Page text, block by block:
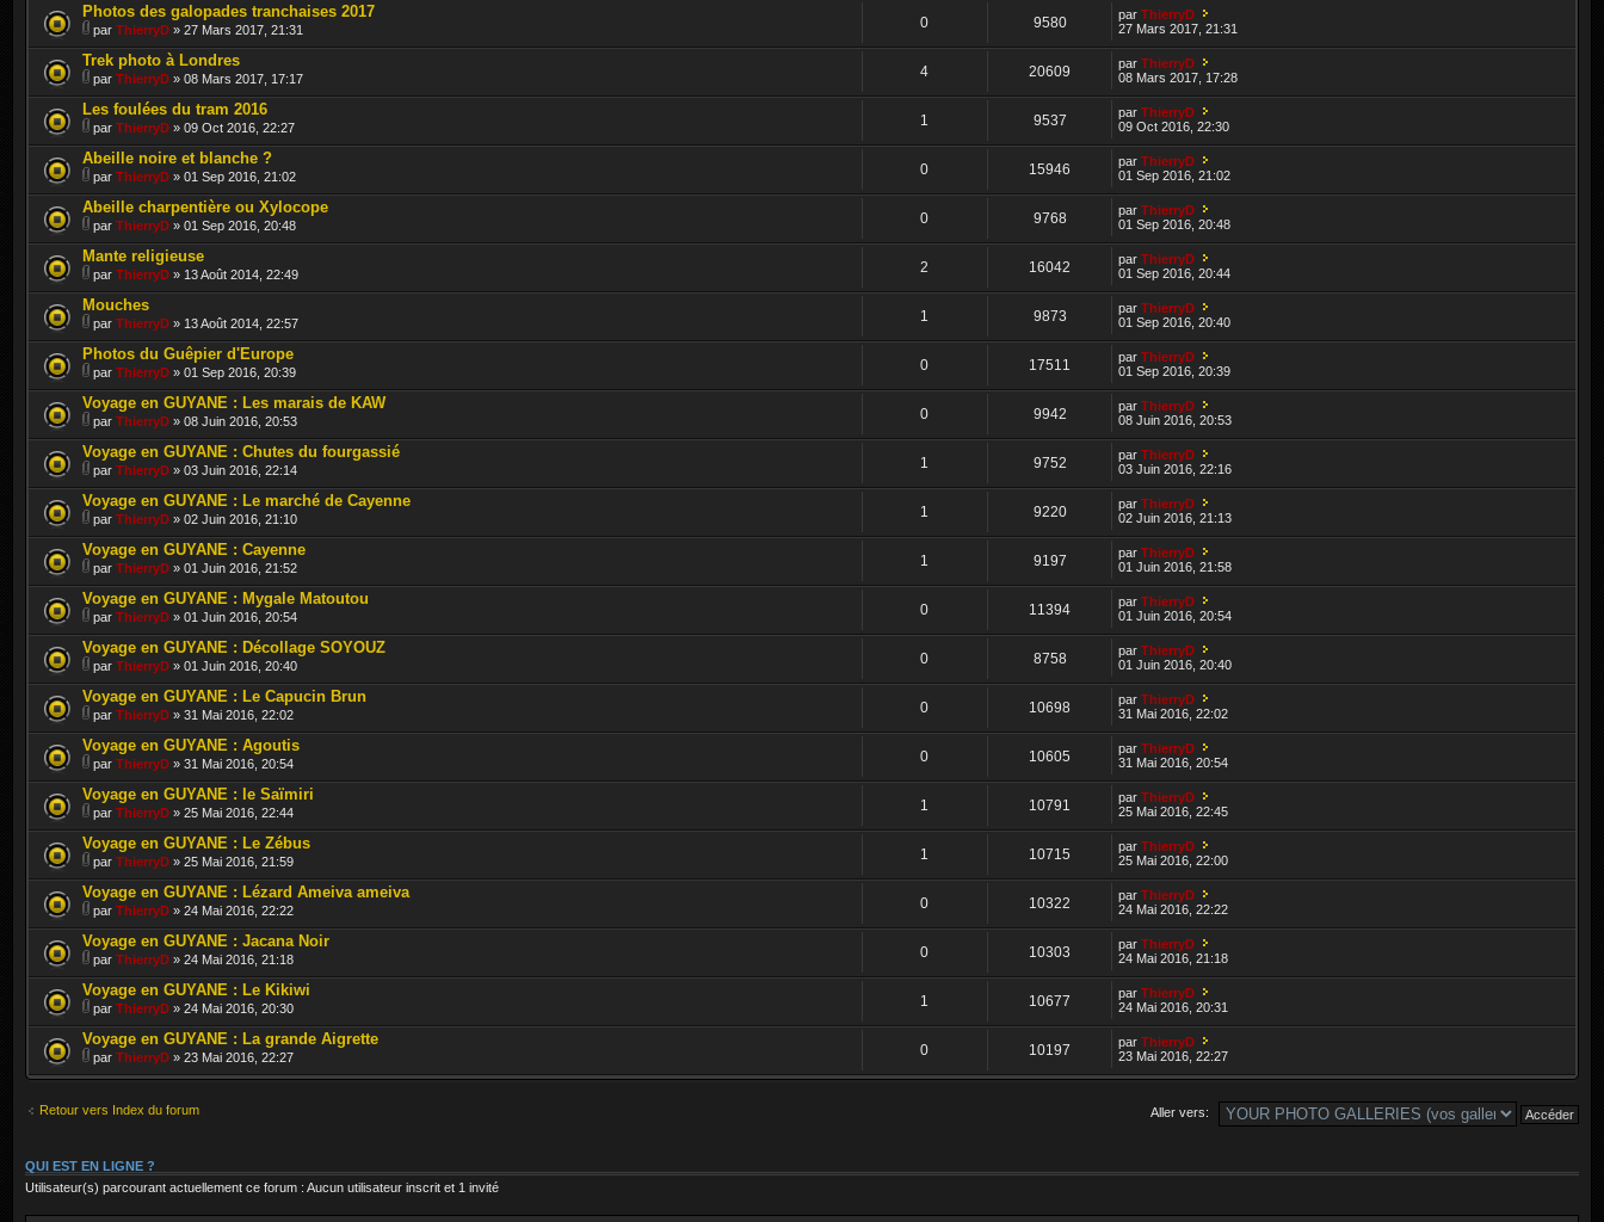
Photos des galopades tranchaises 2017
par ThierryD » 27 Mars 2017, 21:31 0 9580 parThierryD
27 Mars 2017, 21:31
Trek photo à Londres
par ThierryD » 08 Mars 2017, 17:17 4 20609 parThierryD
08 Mars 2017, 17:28
Les foulées du tram 2016
par ThierryD » 09 Oct 2016, 22:27 1 9537 parThierryD
09 Oct 2016, 22:30
Abeille noire et blanche ?
par ThierryD » 01 Sep 2016, 21:02 0 15946 parThierryD
01 Sep 2016, 21:02
Abeille charpentière ou Xylocope
par ThierryD » 01 Sep 2016, 20:48 0 9768 parThierryD
01 Sep 2016, 20:48
Mante religieuse
par ThierryD » 13 Août 2014, 22:49 2 16042 parThierryD
01 Sep 2016, 20:44
Mouches
par ThierryD » 13 Août 2014, 22:57 1 9873 parThierryD
01 Sep 2016, 20:40
Photos du Guêpier d'Europe
par ThierryD » 01 Sep 2016, 20:39 0 17511 parThierryD
01 Sep 2016, 20:39
Voyage en GUYANE : Les marais de KAW
par ThierryD » 08 Juin 2016, 20:53 0 9942 parThierryD
08 Juin 2016, 20:53
Voyage en GUYANE : Chutes du fourgassié
par ThierryD » 03 Juin 2016, 22:14 1 9752 parThierryD
03 Juin 2016, 22:16
Voyage en GUYANE : Le marché de Cayenne
par ThierryD » 02 Juin 2016, 21:10 1 9220 parThierryD
02 Juin 2016, 21:13
Voyage en GUYANE : Cayenne
par ThierryD » 01 Juin 2016, 21:52 1 9197 parThierryD
01 Juin 2016, 21:58
Voyage en GUYANE : Mygale Matoutou
par ThierryD » 01 Juin 2016, 20:54 0 11394 parThierryD
01 Juin 2016, 20:54
Voyage en GUYANE : Décollage SOYOUZ
par ThierryD » 01 Juin 2016, 20:40 0 8758 parThierryD
01 Juin 2016, 20:40
Voyage en GUYANE : Le Capucin Brun
par ThierryD » 31 Mai 2016, 22:02 0 10698 parThierryD
31 Mai 2016, 22:02
Voyage en GUYANE : Agoutis
par ThierryD » 31 Mai 2016, 20:54 0 10605 parThierryD
31 Mai 2016, 20:54
Voyage en GUYANE : le Saïmiri
par ThierryD » 25 Mai 2016, 22:44 1 10791 parThierryD
25 Mai 2016, 22:45
Voyage en GUYANE : Le Zébus
par ThierryD » 25 Mai 2016, 21:59 1 10715 parThierryD
25 Mai 2016, 22:00
Voyage en GUYANE : Lézard Ameiva ameiva
par ThierryD » 24 Mai 2016, 22:22 0 10322 parThierryD
24 Mai 2016, 22:22
Voyage en GUYANE : Jacana Noir
par ThierryD » 24 Mai 2016, 21:18 0 10303 parThierryD
24 Mai 2016, 21:18
Voyage en GUYANE : Le Kikiwi
par ThierryD » 24 Mai 2016, 20:30 1 10677 parThierryD
24 Mai 2016, 20:31
Voyage en GUYANE : La grande Aigrette
par ThierryD » 23 Mai 2016, 22:27 0 10197 parThierryD
23 Mai 2016, 22:27
Retour vers Index du forum Aller vers:
QUI EST EN LIGNE ?
Utilisateur(s) parcourant actuellement ce forum : Aucun utilisateur inscrit et 1 invité